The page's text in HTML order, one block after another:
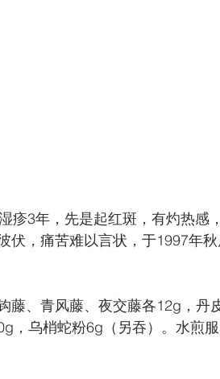
疹3年，先是起红斑，有灼热感
伏，痛苦难以言状，于1997年
藤、青风藤、夜交藤各12g，丹
，乌梢蛇粉6g（另吞）。水煎